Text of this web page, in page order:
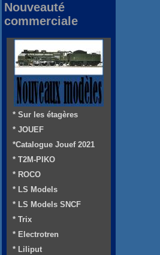
Nouveauté
commerciale
* Sur les étagères
* JOUEF
*Catalogue Jouef 2021
* T2M-PIKO
* ROCO
* LS Models
* LS Models SNCF
* Trix
* Electrotren
* Liliput